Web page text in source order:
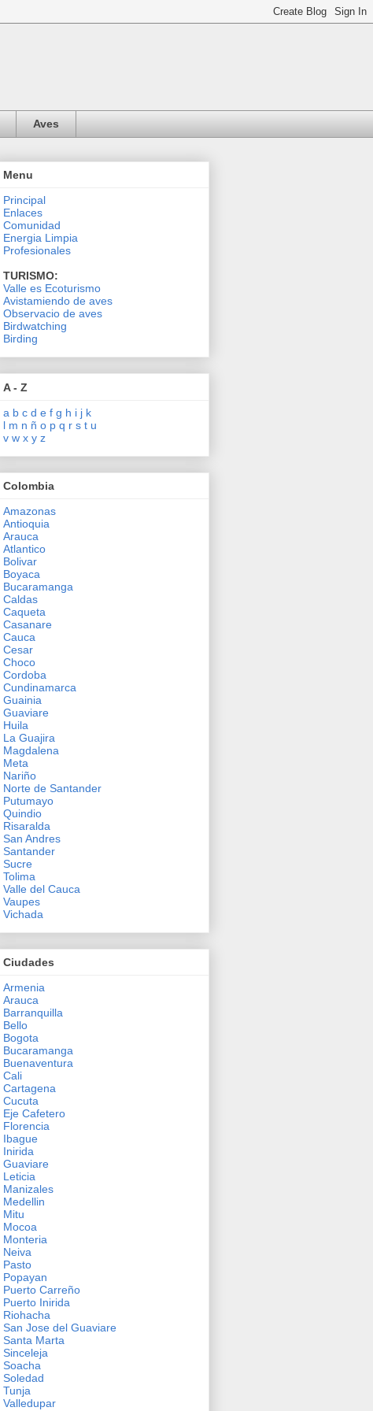
Aves
Menu
Principal
Enlaces
Comunidad
Energia Limpia
Profesionales
TURISMO:
Valle es Ecoturismo
Avistamiendo de aves
Observacio de aves
Birdwatching
Birding
A - Z
a b c d e f g h i j k
l m n ñ o p q r s t u
v w x y z
Colombia
Amazonas
Antioquia
Arauca
Atlantico
Bolivar
Boyaca
Bucaramanga
Caldas
Caqueta
Casanare
Cauca
Cesar
Choco
Cordoba
Cundinamarca
Guainia
Guaviare
Huila
La Guajira
Magdalena
Meta
Nariño
Norte de Santander
Putumayo
Quindio
Risaralda
San Andres
Santander
Sucre
Tolima
Valle del Cauca
Vaupes
Vichada
Ciudades
Armenia
Arauca
Barranquilla
Bello
Bogota
Bucaramanga
Buenaventura
Cali
Cartagena
Cucuta
Eje Cafetero
Florencia
Ibague
Inirida
Guaviare
Leticia
Manizales
Medellin
Mitu
Mocoa
Monteria
Neiva
Pasto
Popayan
Puerto Carreño
Puerto Inirida
Riohacha
San Jose del Guaviare
Santa Marta
Sinceleja
Soacha
Soledad
Tunja
Valledupar